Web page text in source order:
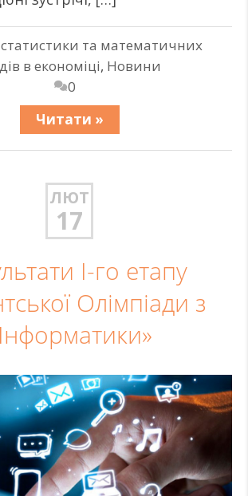
та математичних
в економіці, Новини
0
Читати »
ЛЮТ
17
І-го етапу
Олімпіади з